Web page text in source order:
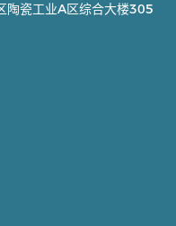
陶瓷工业A区综合大楼305